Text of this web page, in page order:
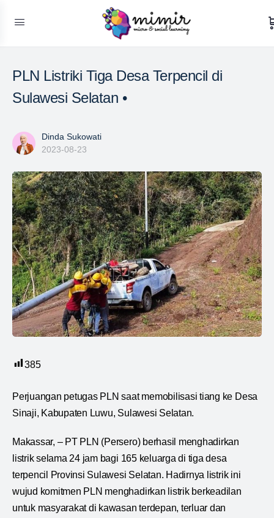
PLN Listriki Tiga Desa Terpencil di
Sulawesi Selatan •
Dinda Sukowati
2023-08-23
385
Perjuangan petugas PLN saat memobilisasi tiang ke Desa
Sinaji, Kabupaten Luwu, Sulawesi Selatan.
Makassar, – PT PLN (Persero) berhasil menghadirkan
listrik selama 24 jam bagi 165 keluarga di tiga desa
terpencil Provinsi Sulawesi Selatan. Hadirnya listrik ini
wujud komitmen PLN menghadirkan listrik berkeadilan
untuk masyarakat di kawasan terdepan, terluar dan